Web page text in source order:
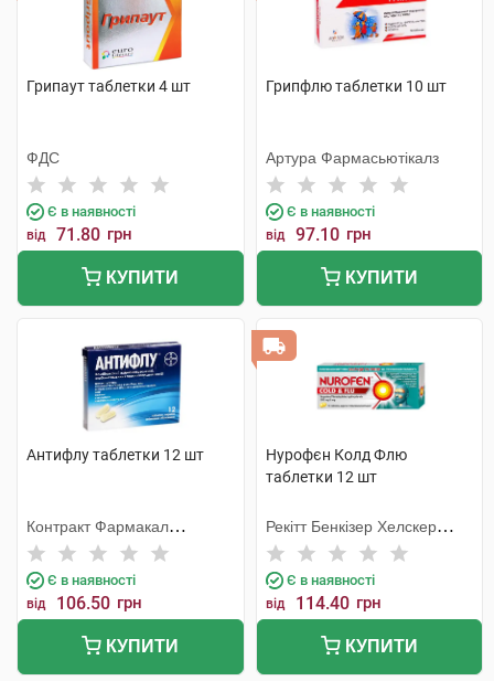
Грипаут таблетки 4 шт
ФДС
Є в наявності
від 71.80 грн
КУПИТИ
Грипфлю таблетки 10 шт
Артура Фармасьютікалз
Є в наявності
від 97.10 грн
КУПИТИ
Антифлу таблетки 12 шт
Контракт Фармакал
Корпорейшн
Є в наявності
від 106.50 грн
КУПИТИ
Нурофєн Колд Флю
таблетки 12 шт
Рекітт Бенкізер Хелскер
Інтернешнл
Є в наявності
від 114.40 грн
КУПИТИ